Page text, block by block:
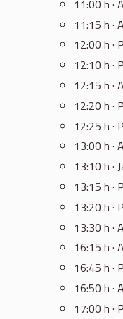
11:00 h ·
11:15 h ·
12:00 h ·
12:10 h ·
12:15 h ·
12:20 h ·
12:25 h ·
13:00 h ·
13:10 h ·
13:15 h ·
13:20 h ·
13:30 h ·
16:15 h ·
16:45 h ·
16:50 h ·
17:00 h ·